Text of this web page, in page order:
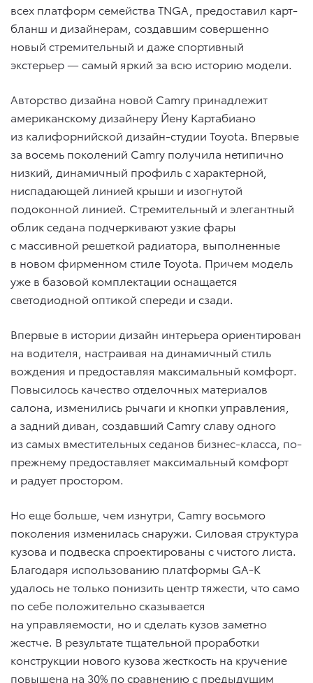
всех платформ семейства TNGA, предоставил карт-
бланш и дизайнерам, создавшим совершенно
новый стремительный и даже спортивный
экстерьер — самый яркий за всю историю модели.
Авторство дизайна новой Camry принадлежит
американскому дизайнеру Йену Картабиано
из калифорнийской дизайн-студии Toyota. Впервые
за восемь поколений Camry получила нетипично
низкий, динамичный профиль с характерной,
ниспадающей линией крыши и изогнутой
подоконной линией. Стремительный и элегантный
облик седана подчеркивают узкие фары
с массивной решеткой радиатора, выполненные
в новом фирменном стиле Toyota. Причем модель
уже в базовой комплектации оснащается
светодиодной оптикой спереди и сзади.
Впервые в истории дизайн интерьера ориентирован
на водителя, настраивая на динамичный стиль
вождения и предоставляя максимальный комфорт.
Повысилось качество отделочных материалов
салона, изменились рычаги и кнопки управления,
а задний диван, создавший Camry славу одного
из самых вместительных седанов бизнес-класса, по-
прежнему предоставляет максимальный комфорт
и радует простором.
Но еще больше, чем изнутри, Camry восьмого
поколения изменилась снаружи. Силовая структура
кузова и подвеска спроектированы с чистого листа.
Благодаря использованию платформы GA-K
удалось не только понизить центр тяжести, что само
по себе положительно сказывается
на управляемости, но и сделать кузов заметно
жестче. В результате тщательной проработки
конструкции нового кузова жесткость на кручение
повышена на 30% по сравнению с предыдущим